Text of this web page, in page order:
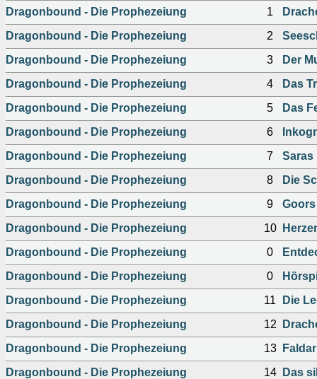
Dragonbound - Die Prophezeiung
1
Dragonbound - Die Prophezeiung
2
Dragonbound - Die Prophezeiung
3
Der
Dragonbound - Die Prophezeiung
4
Das
Dragonbound - Die Prophezeiung
5
Das
Dragonbound - Die Prophezeiung
6
Dragonbound - Die Prophezeiung
7
Saras
Dragonbound - Die Prophezeiung
8
Die
Dragonbound - Die Prophezeiung
9
Dragonbound - Die Prophezeiung
10
Dragonbound - Die Prophezeiung
0
Dragonbound - Die Prophezeiung
0
Dragonbound - Die Prophezeiung
11
Die
Dragonbound - Die Prophezeiung
12
Dragonbound - Die Prophezeiung
13
Dragonbound - Die Prophezeiung
14
Das